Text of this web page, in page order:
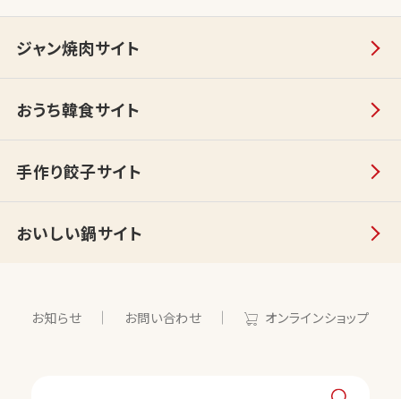
ジャン焼肉サイト
おうち韓食サイト
手作り餃子サイト
おいしい鍋サイト
お知らせ お問い合わせ オンラインショップ